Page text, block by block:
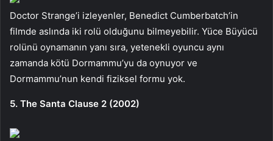
Doctor Strange’i izleyenler, Benedict Cumberbatch’in
filmde aslında iki rolü olduğunu bilmeyebilir. Yüce Büyücü
rolünü oynamanın yanı sıra, yetenekli oyuncu aynı
zamanda kötü Dormammu’yu da oynuyor ve
Dormammu’nun kendi fiziksel formu yok.
5. The Santa Clause 2 (2002)